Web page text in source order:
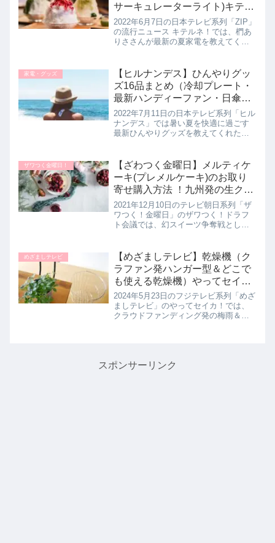
サーキュレーターライト)キテル
ネ｜6月7日
2022年6月7日の日本テレビ系列「ZIP」
の流行ニュース キテルネ！では、椚あ
りささんが最新の夏家電を教えてくれ
が盛りだくさんです。>>ZIP記事一覧は
こちら最新の夏家電...
家電・グッズ
【ヒルナンデス】ひんやりグッ
ズ16品まとめ（冷却プレート・
最新ハンディーファン・日傘な
ど）7月11日
2022年7月11日の日本テレビ系列「ヒル
ナンデス」では暑い夏を快適に過ごす
最新ひんやりグッズを教えてくれたの
を和らげてくれる便利な涼感グッズが
続々と登場しました。>>ヒル...
ザワつく金曜日！
【ざわつく金曜日】メルティケ
ーキ(プレメルケーキ)のお取り
寄せ購入方法 ！九州発の生クリ
ームケーキ｜12月10日
2021年12月10日のテレビ朝日系列「ザ
ワつく！金曜日」のザワつく！ドラフ
ト会議では、幻スイーツ争奪戦として
くれたので詳しく紹介します。>>ザワ
つく！金曜日記事一覧はこち...
めざましテレビ
【めざましテレビ】乾燥機（ク
ラファン発ハンガー型＆どこで
も使える乾燥機）やってセイカ
｜5月23日
2024年5月23日のフジテレビ系列「めざ
ましテレビ」のやってセイカ！では、
クラウドファンディング発の梅雨＆暑
スポンサーリンク